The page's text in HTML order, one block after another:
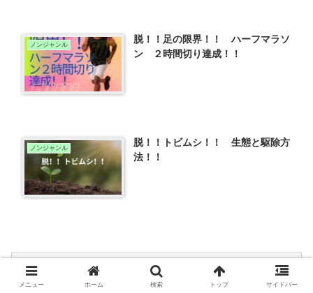
ノンジャンル
脱！！足の限界！！ ハーフマラソ
ン ２時間切り達成！！
ノンジャンル
脱！！トビムシ！！ 生態と駆除方
法！！
メニュー ホーム 検索 トップ サイドバー